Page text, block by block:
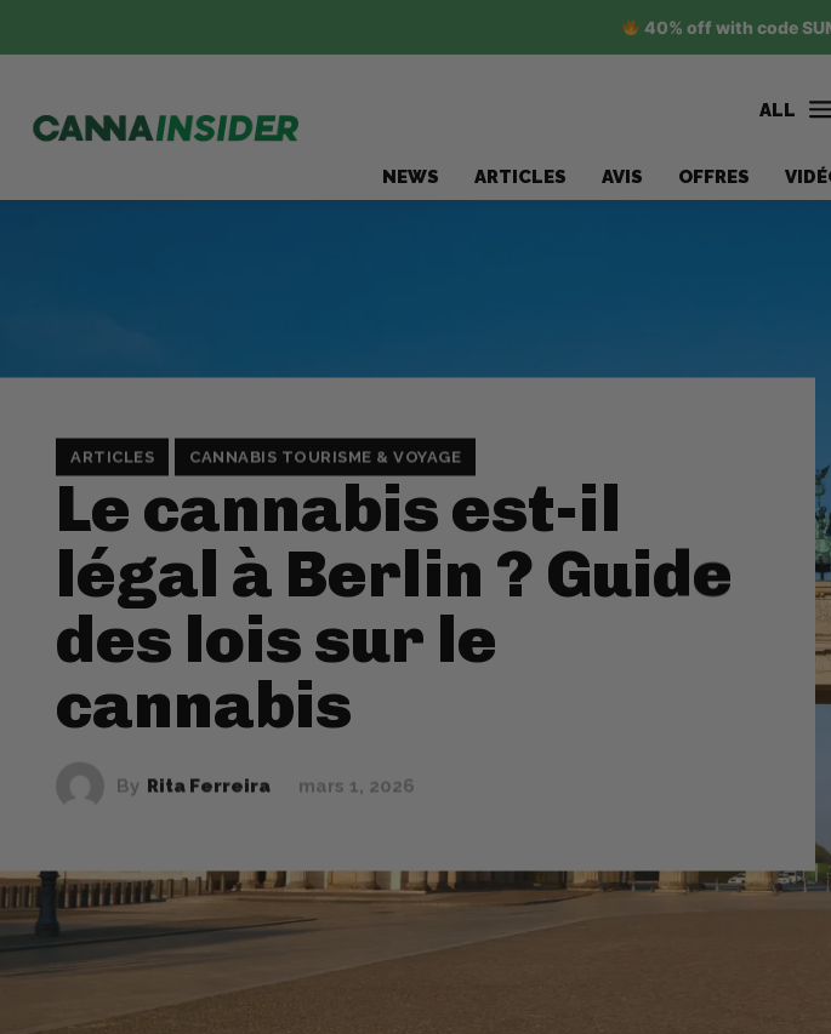
40% off with code
ALL
NEWS ARTICLES AVIS OFFRES
ARTICLES CANNABIS TOURISME & VOYAGE
Le cannabis est-il
légal à Berlin ? Guide
des lois sur le
cannabis
By Rita Ferreira mars 1, 2026